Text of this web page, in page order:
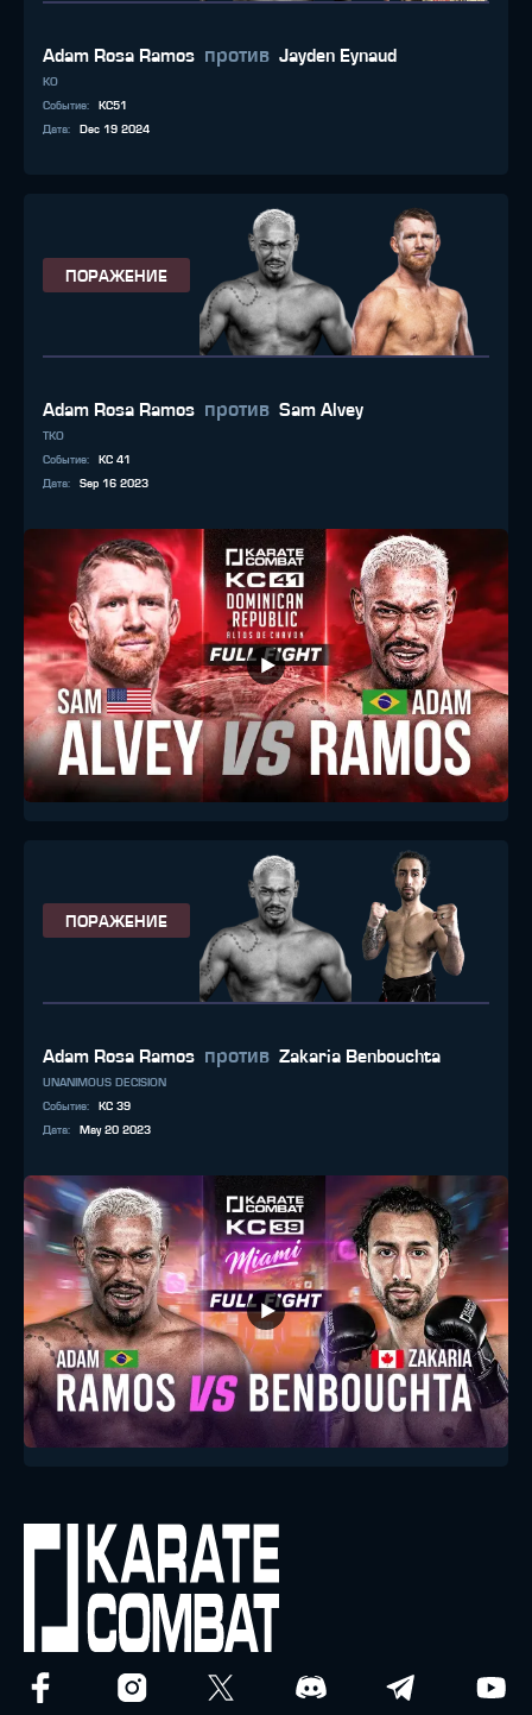
Adam Rosa Ramos против Jayden Eynaud
KO
Событие:
KC51
Дата: Dec 19 2024
ПОРАЖЕНИЕ
Adam Rosa Ramos против Sam Alvey
TKO
Событие:
KC 41
Дата: Sep 16 2023
ПОРАЖЕНИЕ
Adam Rosa Ramos против Zakaria Benbouchta
UNANIMOUS DECISION
Событие:
KC 39
Дата: May 20 2023